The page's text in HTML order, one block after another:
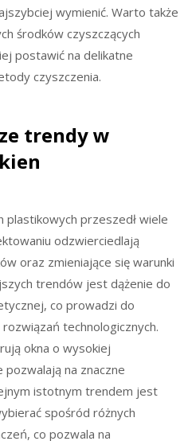
wymienić. Warto także
środków czyszczących
postawić na delikatne
czyszczenia.
trendy w
plastikowych przeszedł wiele
odzwierciedlają
oraz zmieniające się warunki
trendów jest dążenie do
co prowadzi do
technologicznych.
okna o wysokiej
na znaczne
istotnym trendem jest
spośród różnych
co pozwala na